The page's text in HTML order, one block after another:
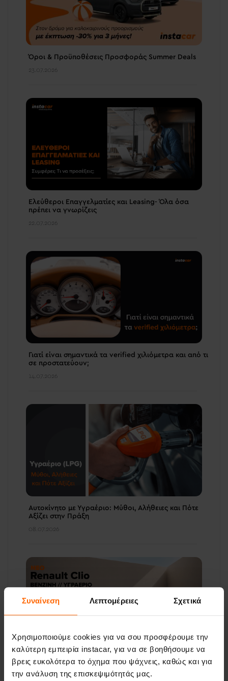
Συναίνεση Λεπτομέρειες Σχετικά
Χρησιμοποιούμε cookies για να σου προσφέρουμε την
καλύτερη εμπειρία instacar, για να σε βοηθήσουμε να
βρεις ευκολότερα το όχημα που ψάχνεις, καθώς και για
την ανάλυση της επισκεψιμότητάς μας.
Όροι & Προϋποθέσεις Προσφοράς Summer Deals
23.07.2026
Ελεύθεροι Επαγγελματίες και Leasing- Όλα όσα
πρέπει να γνωρίζεις
22.07.2026
Γιατί είναι σημαντικά τα verified χιλιόμετρα και από τι
σε προστατεύουν;
14.07.2026
Αυτοκίνητο με Υγραέριο: Μύθοι, Αλήθειες και Πότε
Αξίζει στην Πράξη
08.07.2026
instacar Review: Renault Clio Bi- Fuel Βενζίνη/
Υγραέριο